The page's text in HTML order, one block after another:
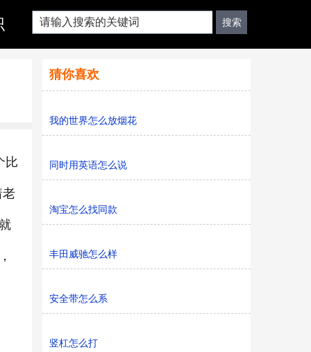
比
老
猜你喜欢
我的世界怎么放烟花
同时用英语怎么说
淘宝怎么找同款
丰田威驰怎么样
安全带怎么系
竖杠怎么打